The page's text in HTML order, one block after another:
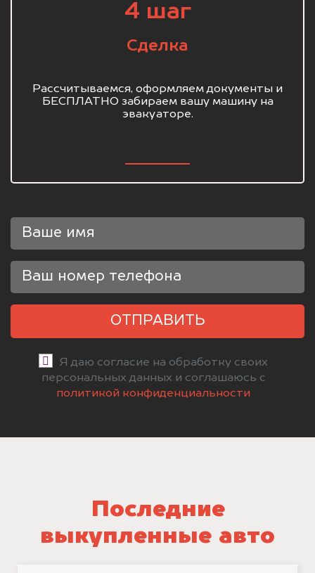
4 шаг
Сделка
Рассчитываемся, оформляем документы и
БЕСПЛАТНО забираем вашу машину на
эвакуаторе.
ОТПРАВИТЬ
Я даю согласие на обработку своих
персональных данных и соглашаюсь с
политикой конфиденциальности
Последние
выкупленные авто